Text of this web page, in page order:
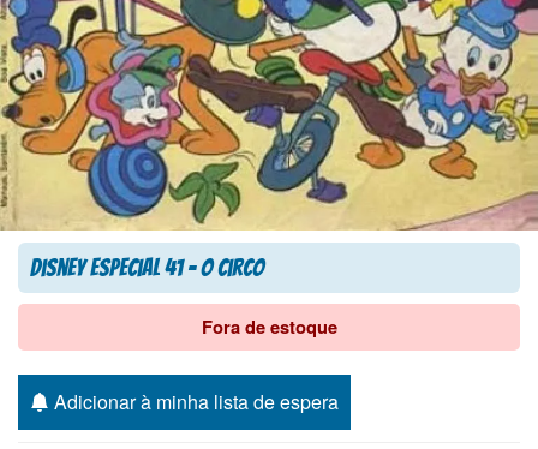
Disney Especial 41 – O Circo
Fora de estoque
Adicionar à minha lista de espera